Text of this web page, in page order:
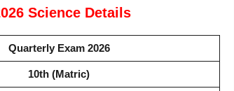
Science Details
Quarterly Exam 2026
10th (Matric)